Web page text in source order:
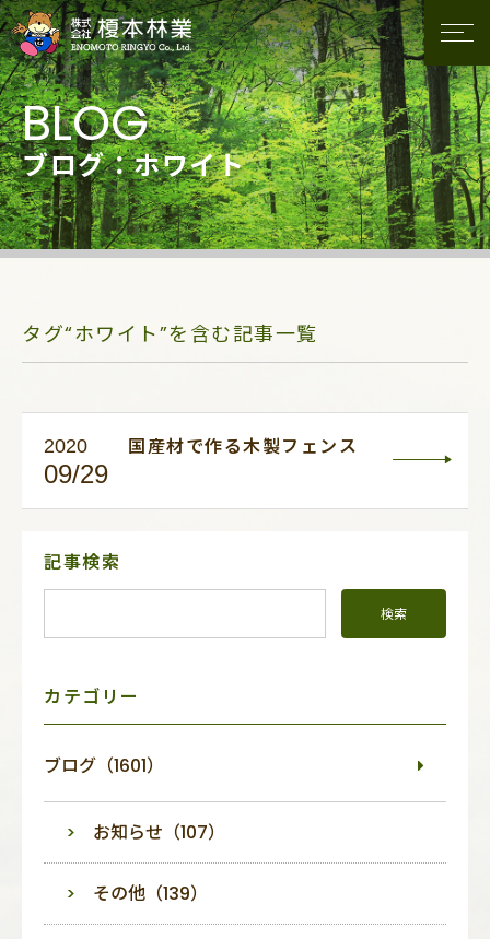
ブログ：ホワイト
タグ“ホワイト”を含む記事一覧
2020
09/29
国産材で作る木製フェンス
サ
ニ
記事検索
カテゴリー
ブログ（1601）
お知らせ（107）
その他（139）